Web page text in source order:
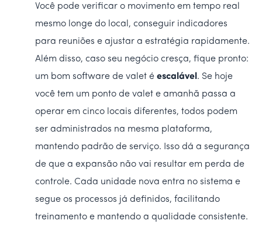
Você pode verificar o movimento em tempo real
mesmo longe do local, conseguir indicadores
para reuniões e ajustar a estratégia rapidamente.
Além disso, caso seu negócio cresça, fique pronto:
um bom software de valet é escalável . Se hoje
você tem um ponto de valet e amanhã passa a
operar em cinco locais diferentes, todos podem
ser administrados na mesma plataforma,
mantendo padrão de serviço. Isso dá a segurança
de que a expansão não vai resultar em perda de
controle. Cada unidade nova entra no sistema e
segue os processos já definidos, facilitando
treinamento e mantendo a qualidade consistente.